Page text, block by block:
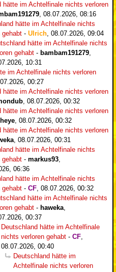
hätte im Achtelfinale nichts verloren
, 08.07.2026, 08:16
hätte im Achtelfinale nichts
gehabt - Ulrich, 08.07.2026, 09:04
hätte im Achtelfinale nichts
gehabt - bambam191279,
10:31
im Achtelfinale nichts verloren
00:27
hätte im Achtelfinale nichts verloren
, 08.07.2026, 00:32
hätte im Achtelfinale nichts verloren
, 08.07.2026, 00:32
hätte im Achtelfinale nichts verloren
, 08.07.2026, 00:31
hätte im Achtelfinale nichts
gehabt - markus93,
06:36
hätte im Achtelfinale nichts
gehabt - CF, 08.07.2026, 00:32
hätte im Achtelfinale nichts
gehabt - haweka,
00:37
Deutschland hätte im Achtelfinale
nichts verloren gehabt - CF,
08.07.2026, 00:40
Deutschland hätte im
Achtelfinale nichts verloren